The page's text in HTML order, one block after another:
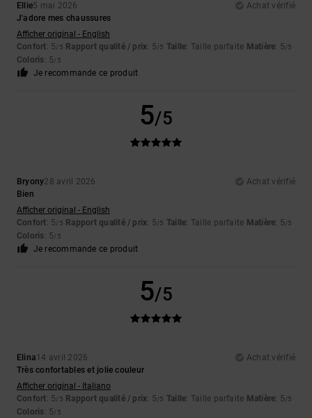
Ellie5 mai 2026
Achat vérifié
J'adore mes chaussures
Afficher original - English
Confort: 5/5 Rapport qualité / prix: 5/5 Taille: Taille parfaite Matière: 5/5
Coloris: 5/5
Je recommande ce produit
5/5
Bryony28 avril 2026
Achat vérifié
Bien
Afficher original - English
Confort: 5/5 Rapport qualité / prix: 5/5 Taille: Taille parfaite Matière: 5/5
Coloris: 5/5
Je recommande ce produit
5/5
Elina14 avril 2026
Achat vérifié
Très confortables et jolie couleur
Afficher original - Italiano
Confort: 5/5 Rapport qualité / prix: 5/5 Taille: Taille parfaite Matière: 5/5
Coloris: 5/5